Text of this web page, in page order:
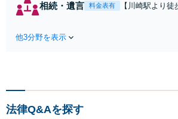
割・婚姻
相続・遺言 料金表有
【川崎駅より徒
他3分野を表示
法律Q&Aを探す